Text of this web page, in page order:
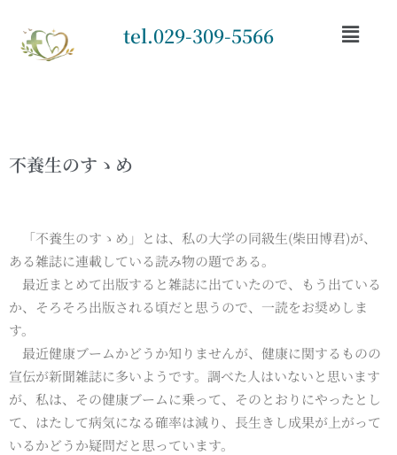
tel.029-309-5566
不養生のすゝめ
「不養生のすゝめ」とは、私の大学の同級生(柴田博君)が、
ある雑誌に連載している読み物の題である。
最近まとめて出版すると雑誌に出ていたので、もう出ている
か、そろそろ出版される頃だと思うので、一読をお奨めしま
す。
最近健康ブームかどうか知りませんが、健康に関するものの
宣伝が新聞雑誌に多いようです。調べた人はいないと思います
が、私は、その健康ブームに乗って、そのとおりにやったとし
て、はたして病気になる確率は減り、長生きし成果が上がって
いるかどうか疑問だと思っています。